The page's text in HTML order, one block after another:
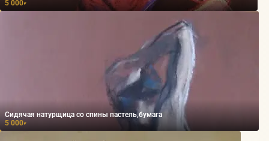
5 000₽
Сидячая натурщица со спины пастель,бумага
5 000₽